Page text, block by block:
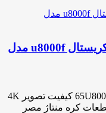
تلویزیون 65 اینچ سامسونگ 2025 کریستال u8000f مدل
دسته بندی تلویزیون سایز 65 اینچ مدل 65U8000F کیفیت تصویر 4K
کره منتاژ مصر